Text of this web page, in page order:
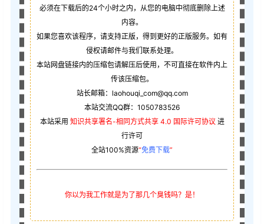
必须在下载后的24个小时之内，从您的电脑中彻底删除上述
内容。
如果您喜欢该程序，请支持正版，得到更好的正版服务。如有
侵权请邮件与我们联系处理。
本站网盘链接内的压缩包请解压后使用，不可直接在软件内上
传该压缩包。
站长邮箱：laohouqi_com@qq.com
本站交流QQ群：1050783526
本站采用 知识共享署名-相同方式共享 4.0 国际许可协议 进
行许可
全站100%资源“免费下载”
你以为我工作就是为了那几个臭钱吗？是！